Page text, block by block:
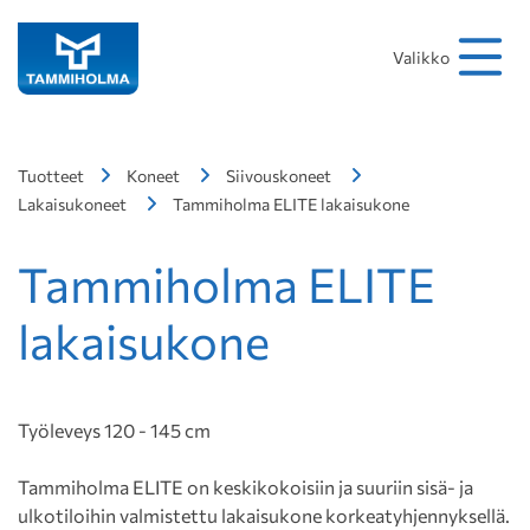
Valikko
Tuotteet Koneet
Siivouskoneet
Lakaisukoneet
Tammiholma ELITE lakaisukone
Tammiholma ELITE
lakaisukone
Työleveys 120 - 145 cm
Tammiholma ELITE on keskikokoisiin ja suuriin sisä- ja
ulkotiloihin valmistettu lakaisukone korkeatyhjennyksellä.